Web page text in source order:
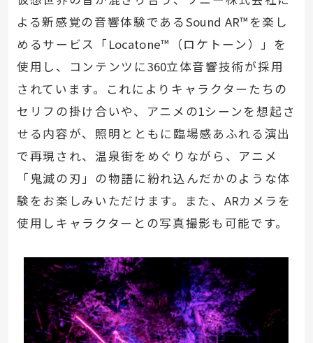
よる新感覚の音響体験であるSound AR™を楽し
めるサービス「 Locatone™（ロケトーン）」を
使用し、コンテンツに360立体音響技術が採用
されています。これによりキャラクターたちの
セリフの掛け合いや、アニメの1シーンを想起さ
せる内容が、照明とともに臨場感あふれる演出
で再現され、温泉街をめぐりながら、アニメ
「鬼滅の刃」の物語に紛れ込んだかのような体
験をお楽しみいただけます。また、 ARカメラを
使用しキャラクターとの写真撮影も可能です。